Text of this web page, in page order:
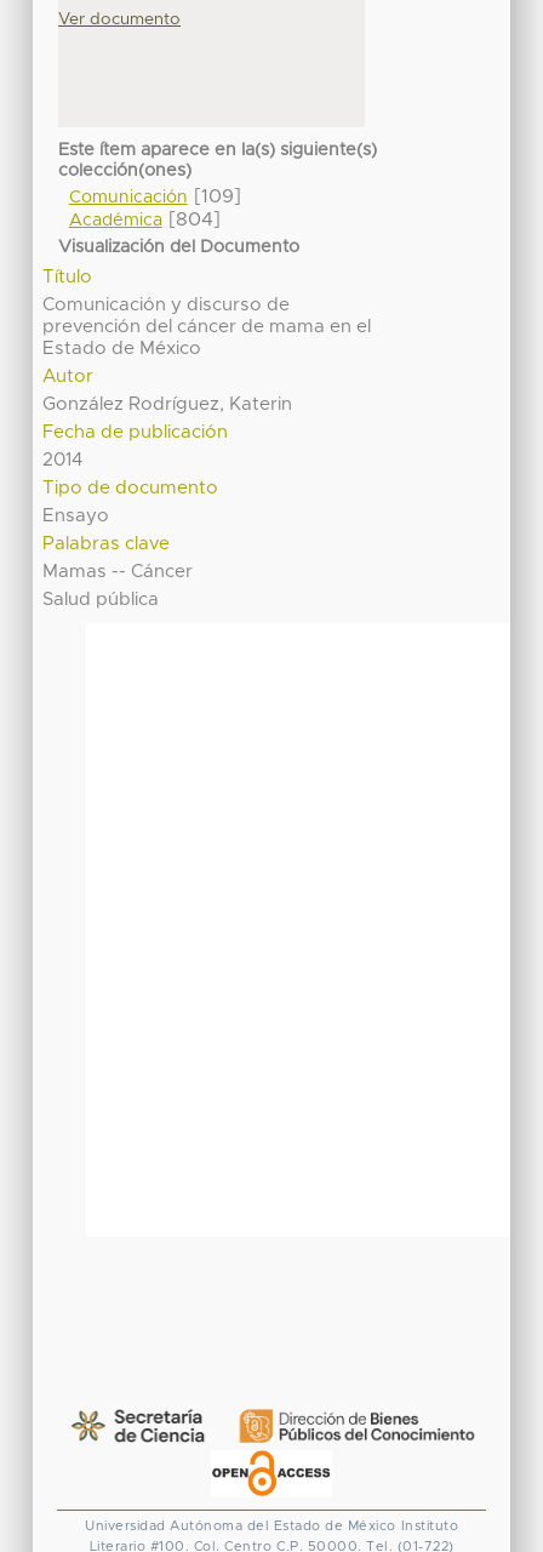
Ver documento
Este ítem aparece en la(s) siguiente(s)
colección(ones)
Comunicación
[109]
Académica[804]
Visualización del Documento
Título
Comunicación y discurso de
prevención del cáncer de mama en el
Estado de México
Autor
González Rodríguez, Katerin
Fecha de publicación
2014
Tipo de documento
Ensayo
Palabras clave
Mamas -- Cáncer
Salud pública
Universidad Autónoma del Estado de México
Instituto
Literario #100. Col. Centro C.P. 50000. Tel. (01-722)